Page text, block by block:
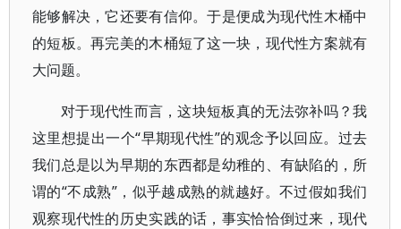
能够解决，它还要有信仰。于是便成为现代性木桶中
的短板。再完美的木桶短了这一块，现代性方案就有
大问题。
对于现代性而言，这块短板真的无法弥补吗？我
这里想提出一个“早期现代性”的观念予以回应。过去
我们总是以为早期的东西都是幼稚的、有缺陷的，所
谓的“不成熟”，似乎越成熟的就越好。不过假如我们
观察现代性的历史实践的话，事实恰恰倒过来，现代